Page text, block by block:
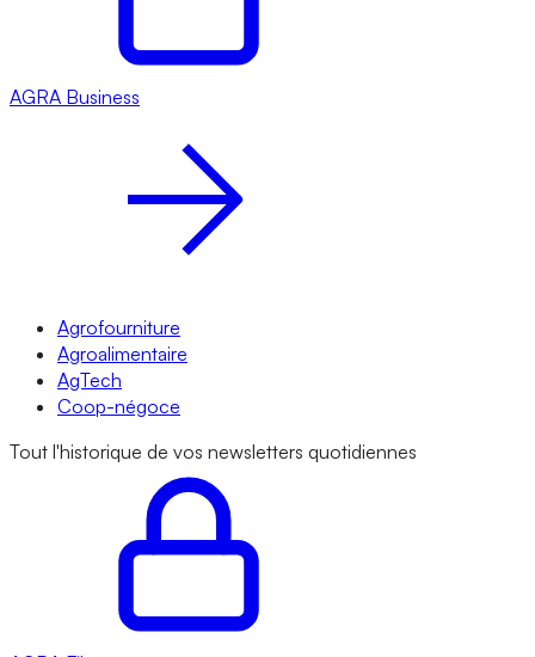
AGRA Business
Agrofourniture
Agroalimentaire
AgTech
Coop-négoce
Tout l'historique de vos newsletters quotidiennes